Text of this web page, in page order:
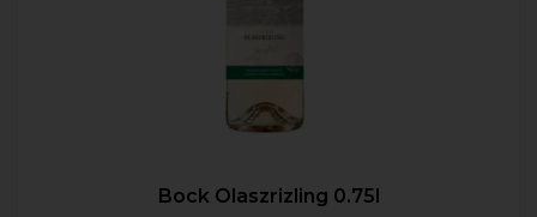
Bock Olaszrizling 0.75l